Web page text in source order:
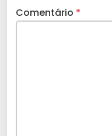
Comentário *